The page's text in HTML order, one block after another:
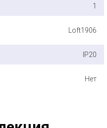
1
Loft1906
IP20
Нет